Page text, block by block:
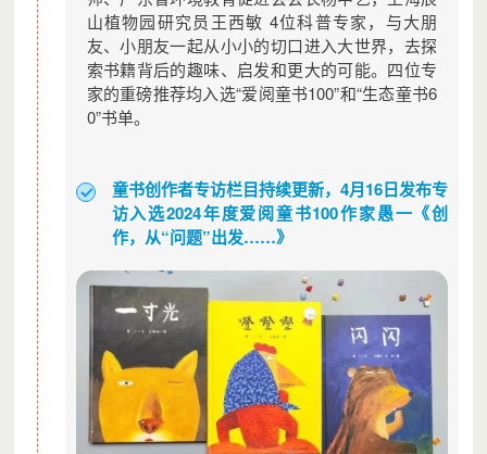
山植物园研究员王西敏 4位科普专家，与大朋
友、小朋友一起从小小的切口进入大世界，去探
索书籍背后的趣味、启发和更大的可能。四位专
家的重磅推荐均入选“爱阅童书100”和“生态童书6
0”书单。
童书创作者专访栏目持续更新，4月16日发布专
访入选2024年度爱阅童书100作家愚一《创
作，从“问题”出发……》